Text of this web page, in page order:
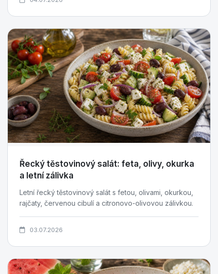
Řecký těstovinový salát: feta, olivy, okurka
a letní zálivka
Letní řecký těstovinový salát s fetou, olivami, okurkou,
rajčaty, červenou cibulí a citronovo-olivovou zálivkou.
03.07.2026